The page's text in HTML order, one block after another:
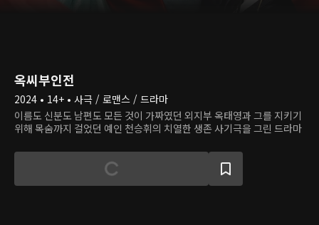
옥씨부인전
2024 • 14+ • 사극 / 로맨스 / 드라마
이름도 신분도 남편도 모든 것이 가짜였던 외지부 옥태영과 그를 지키기
위해 목숨까지 걸었던 예인 천승휘의 치열한 생존 사기극을 그린 드라마